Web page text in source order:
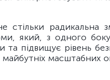
радикальна
який, з одного
та підвищує рівень
майбутніх масштабних